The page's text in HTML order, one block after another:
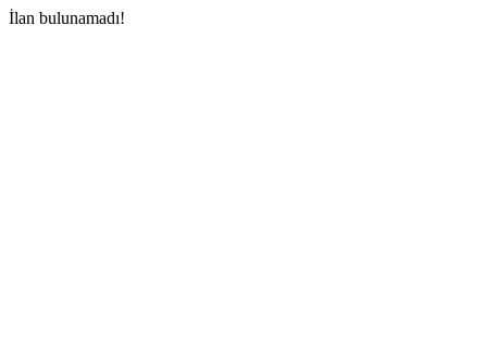
İlan bulunamadı!